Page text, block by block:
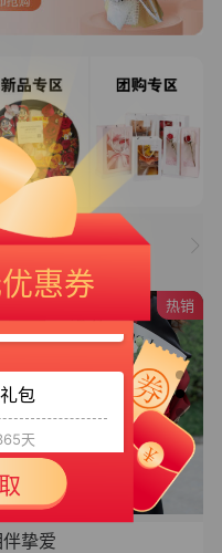
热销
伴挚爱
惠券
大礼包
天
天
大礼包3
天